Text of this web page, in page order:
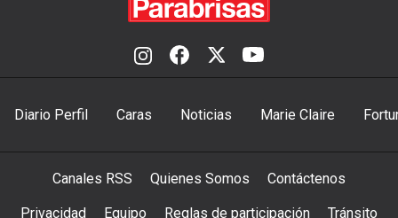
Diario Perfil Caras Noticias Marie Claire
Canales RSS Quienes Somos Contáctenos
Privacidad Equipo Reglas de participación Tránsito